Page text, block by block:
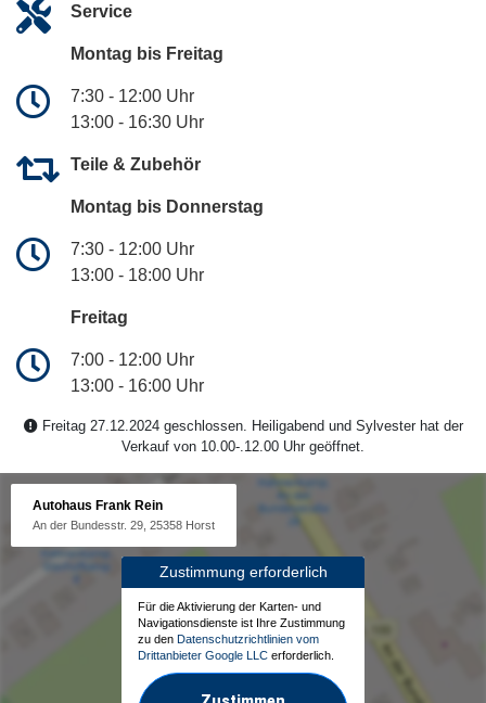
Service
Montag bis Freitag
7:30 - 12:00 Uhr
13:00 - 16:30 Uhr
Teile & Zubehör
Montag bis Donnerstag
7:30 - 12:00 Uhr
13:00 - 18:00 Uhr
Freitag
7:00 - 12:00 Uhr
13:00 - 16:00 Uhr
Freitag 27.12.2024 geschlossen. Heiligabend und Sylvester hat der
Verkauf von 10.00-.12.00 Uhr geöffnet.
Autohaus Frank Rein
An der Bundesstr. 29, 25358 Horst
Zustimmung erforderlich
Für die Aktivierung der Karten- und
Navigationsdienste ist Ihre Zustimmung
zu den Datenschutzrichtlinien vom
Drittanbieter Google LLC erforderlich.